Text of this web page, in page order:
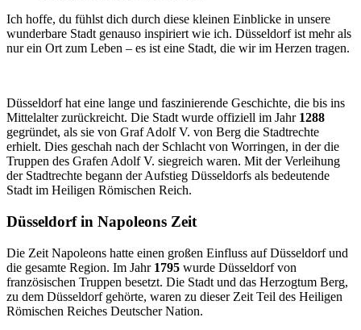
Ich hoffe, du fühlst dich durch diese kleinen Einblicke in unsere
wunderbare Stadt genauso inspiriert wie ich. Düsseldorf ist mehr als
nur ein Ort zum Leben – es ist eine Stadt, die wir im Herzen tragen.
Düsseldorf hat eine lange und faszinierende Geschichte, die bis ins
Mittelalter zurückreicht. Die Stadt wurde offiziell im Jahr 1288
gegründet, als sie von Graf Adolf V. von Berg die Stadtrechte
erhielt. Dies geschah nach der Schlacht von Worringen, in der die
Truppen des Grafen Adolf V. siegreich waren. Mit der Verleihung
der Stadtrechte begann der Aufstieg Düsseldorfs als bedeutende
Stadt im Heiligen Römischen Reich.
Düsseldorf in Napoleons Zeit
Die Zeit Napoleons hatte einen großen Einfluss auf Düsseldorf und
die gesamte Region. Im Jahr 1795 wurde Düsseldorf von
französischen Truppen besetzt. Die Stadt und das Herzogtum Berg,
zu dem Düsseldorf gehörte, waren zu dieser Zeit Teil des Heiligen
Römischen Reiches Deutscher Nation.